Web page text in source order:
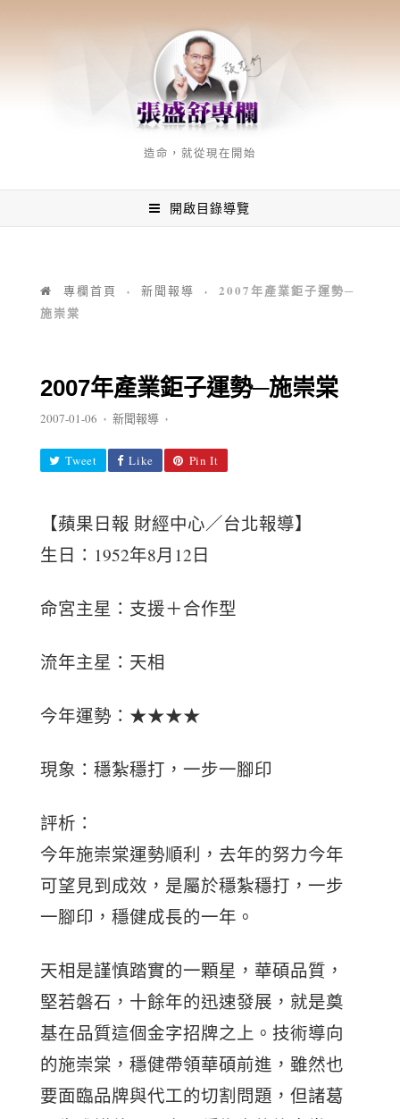
造命，就從現在開始
開啟目錄導覽
專欄首頁 ♦ 新聞報導 ♦
2007年產業鉅子運勢─
施崇棠
2007年產業鉅子運勢─施崇棠
2007-01-06 ♦ 新聞報導 ♦
Tweet Like Pin It
【蘋果日報 財經中心／台北報導】
生日：1952年8月12日
命宮主星：支援＋合作型
流年主星：天相
今年運勢：★★★★
現象：穩紮穩打，一步一腳印
評析：
今年施崇棠運勢順利，去年的努力今年
可望見到成效，是屬於穩紮穩打，一步
一腳印，穩健成長的一年。
天相是謹慎踏實的一顆星，華碩品質，
堅若磐石，十餘年的迅速發展，就是奠
基在品質這個金字招牌之上。技術導向
的施崇棠，穩健帶領華碩前進，雖然也
要面臨品牌與代工的切割問題，但諸葛